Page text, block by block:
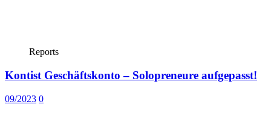
Reports
Kontist Geschäftskonto – Solopreneure aufgepasst!
09/2023 0